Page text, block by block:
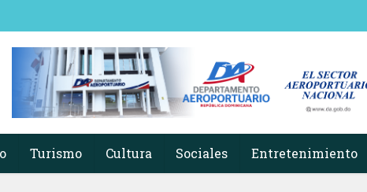
Turismo Cultura Sociales Entretenimiento